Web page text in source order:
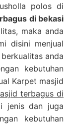
polos di
di bekasi
maka anda
disini menjual
anda
kebutuhan
Karpet masjid
terbagus di
jenis dan juga
kebutuhan